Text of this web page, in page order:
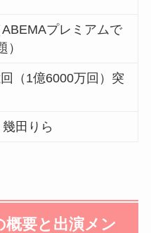
プレミアムで
）
（1億6000万回）突
幾田りら
要と出演メン